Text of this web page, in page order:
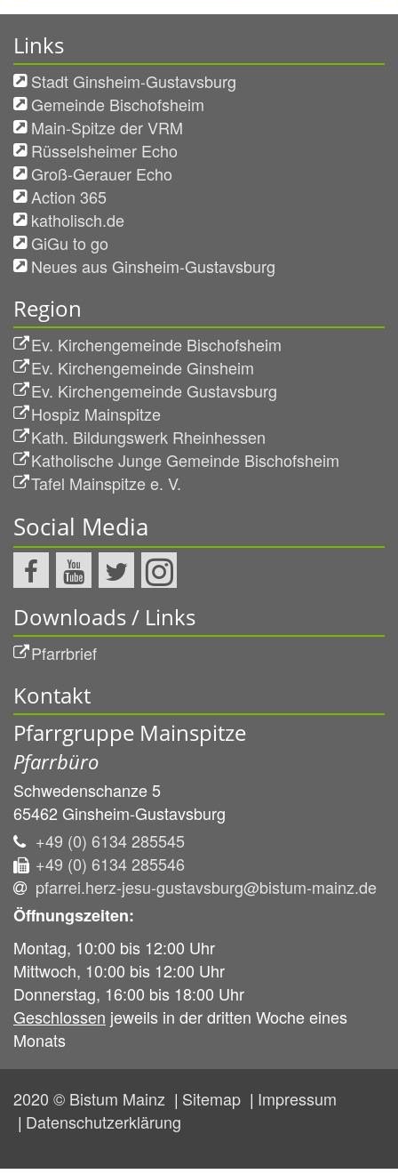
Links
Stadt Ginsheim-Gustavsburg
Gemeinde Bischofsheim
Main-Spitze der VRM
Rüsselsheimer Echo
Groß-Gerauer Echo
Action 365
katholisch.de
GiGu to go
Neues aus Ginsheim-Gustavsburg
Region
Ev. Kirchengemeinde Bischofsheim
Ev. Kirchengemeinde Ginsheim
Ev. Kirchengemeinde Gustavsburg
Hospiz Mainspitze
Kath. Bildungswerk Rheinhessen
Katholische Junge Gemeinde Bischofsheim
Tafel Mainspitze e. V.
Social Media
Downloads / Links
Pfarrbrief
Kontakt
Pfarrgruppe Mainspitze
Pfarrbüro
Schwedenschanze 5
65462 Ginsheim-Gustavsburg
+49 (0) 6134 285545
+49 (0) 6134 285546
pfarrei.herz-jesu-gustavsburg@bistum-mainz.de
Öffnungszeiten:
Montag, 10:00 bis 12:00 Uhr
Mittwoch, 10:00 bis 12:00 Uhr
Donnerstag, 16:00 bis 18:00 Uhr
Geschlossen jeweils in der dritten Woche eines
Monats
2020 © Bistum Mainz Sitemap
Impressum
Datenschutzerklärung